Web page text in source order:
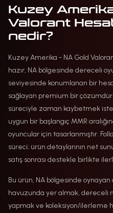
Kuzey
Valorant
nedir?
Kuzey Amerika - NA Gold
hazır, NA bölgesinde dereceli
seviyesinde konumlanan bir
sağlayan premium bir
süreciyle zaman kaybetmek
uygun bir başlangıç MMR
oyuncular için tasarlanmıştır.
süreci; ürün detaylarının net
satış sonrası destekle birlikte
Bu ürün, NA bölgesinde oynayan
havuzunda yer almak, dereceli
yapmak ve koleksiyon/ilerleme